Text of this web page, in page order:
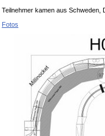
Teilnehmer kamen aus Schweden,
Fotos